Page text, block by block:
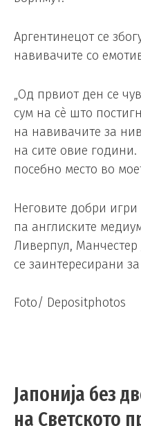
Аргентинецот се
навивачите со
„Од првиот ден се
сум на сè што
на навивачите за
на сите овие
посебно место во
Неговите добри
па англиските
Ливерпул, Манчестер
се заинтересирани
Foto/ Depositphotos
Јапонија без
на Светското